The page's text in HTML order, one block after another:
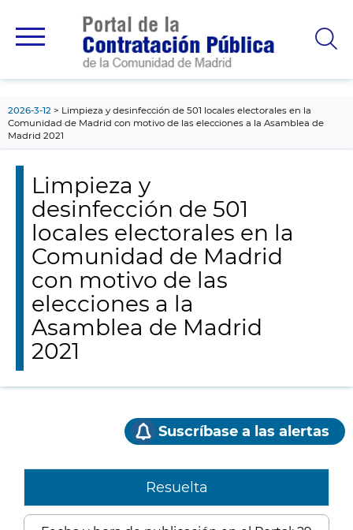
principal
2026-3-12
Limpieza y desinfección de 501 locales electorales en la
Comunidad de Madrid con motivo de las elecciones a la Asamblea de
Madrid 2021
Limpieza y
desinfección de 501
locales electorales en la
Comunidad de Madrid
con motivo de las
elecciones a la
Asamblea de Madrid
2021
Suscríbase a las alertas
Resuelta